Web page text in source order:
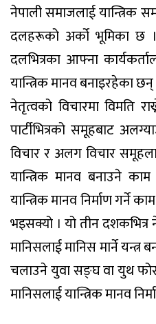
नेपाली समाजलाई यान्त्रिक
दलहरूको अर्को भूमिका छ
दलभित्रका आफ्ना
यान्त्रिक मानव बनाइरहेका
नेतृत्वको विचारमा विमति
पार्टीभित्रको समूहबाट
विचार र अलग विचार
यान्त्रिक मानव बनाउने
यान्त्रिक मानव निर्माण गर्ने
भइसक्यो । यो तीन
मानिसलाई मानिस मार्ने
चलाउने युवा सङ्घ वा युथ
मानिसलाई यान्त्रिक मानव